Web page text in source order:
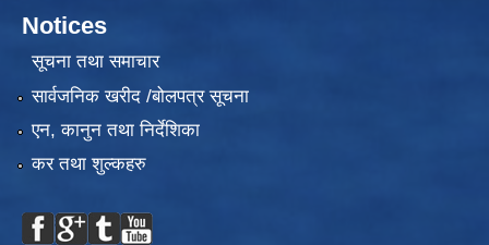
Notices
सूचना तथा समाचार
सार्वजनिक खरीद /बोलपत्र सूचना
एन, कानुन तथा निर्देशिका
कर तथा शुल्कहरु